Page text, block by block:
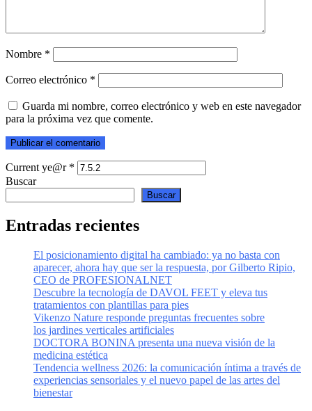
Nombre *
Correo electrónico *
Guarda mi nombre, correo electrónico y web en este navegador
para la próxima vez que comente.
Current ye@r *
Buscar
Buscar
Entradas recientes
El posicionamiento digital ha cambiado: ya no basta con
aparecer, ahora hay que ser la respuesta, por Gilberto Ripio,
CEO de PROFESIONALNET
Descubre la tecnología de DAVOL FEET y eleva tus
tratamientos con plantillas para pies
Vikenzo Nature responde preguntas frecuentes sobre
los jardines verticales artificiales
DOCTORA BONINA presenta una nueva visión de la
medicina estética
Tendencia wellness 2026: la comunicación íntima a través de
experiencias sensoriales y el nuevo papel de las artes del
bienestar